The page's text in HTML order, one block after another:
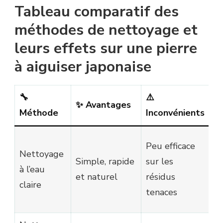
Tableau comparatif des
méthodes de nettoyage et
leurs effets sur une pierre
à aiguiser japonaise
🔧
Méthode
✨ Avantages
⚠️
Inconvénients
Nettoyage
à l’eau
claire
Simple, rapide
et naturel
Peu efficace
sur les
résidus
tenaces